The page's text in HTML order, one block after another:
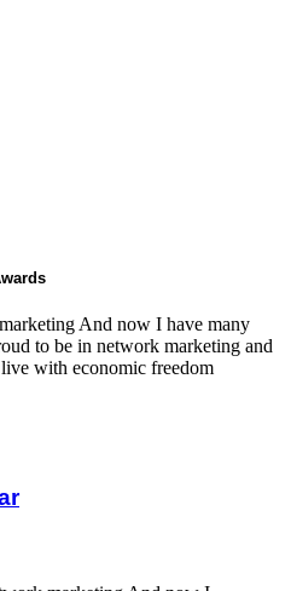
And now I have many
to be in network marketing and
with economic freedom